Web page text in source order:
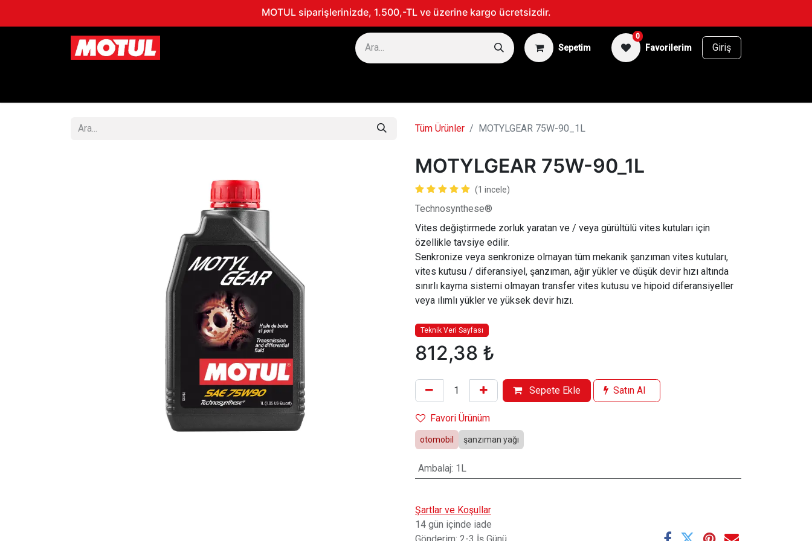
MOTUL siparişlerinizde, 1.500,-TL ve üzerine kargo ücretsizdir.
Sepetim
0
Favorilerim Giriş
Tüm Ürünler MOTYLGEAR 75W-90_1L
MOTYLGEAR 75W-90_1L
(1 incele)
Technosynthese®
Vites değiştirmede zorluk yaratan ve / veya gürültülü vites kutuları için
özellikle tavsiye edilir.
Senkronize veya senkronize olmayan tüm mekanik şanzıman vites kutuları,
vites kutusu / diferansiyel, şanzıman, ağır yükler ve düşük devir hızı altında
sınırlı kayma sistemi olmayan transfer vites kutusu ve hipoid diferansiyeller
veya ılımlı yükler ve yüksek devir hızı.
Teknik Veri Sayfası
812,38 ₺
Sepete Ekle Satın Al
Favori Ürünüm
otomobil şanzıman yağı
Ambalaj: 1L
Şartlar ve Koşullar
14 gün içinde iade